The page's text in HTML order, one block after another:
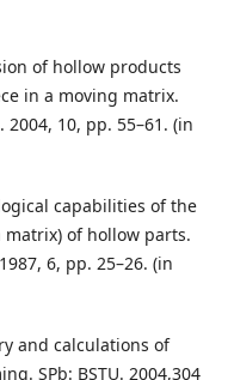
of hollow products
in a moving matrix.
10, pp. 55–61. (in
capabilities of the
of hollow parts.
6, pp. 25–26. (in
and calculations of
SPb: BSTU. 2004,304